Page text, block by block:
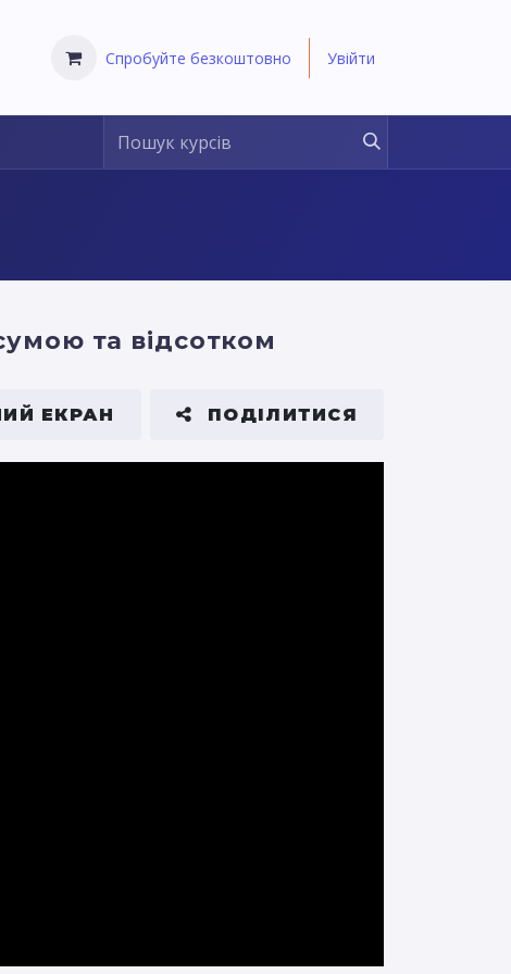
Спробуйте безкоштовно Увійти
та відсотком
ЕКРАН ПОДІЛИТИСЯ